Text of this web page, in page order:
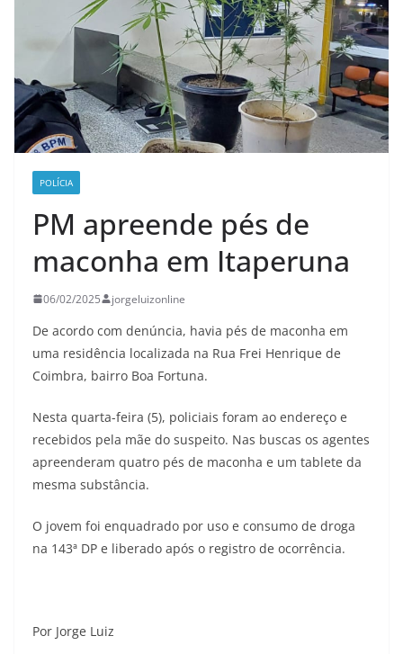
POLÍCIA
PM apreende pés de
maconha em Itaperuna
06/02/2025 jorgeluizonline
De acordo com denúncia, havia pés de maconha em
uma residência localizada na Rua Frei Henrique de
Coimbra, bairro Boa Fortuna.
Nesta quarta-feira (5), policiais foram ao endereço e
recebidos pela mãe do suspeito. Nas buscas os agentes
apreenderam quatro pés de maconha e um tablete da
mesma substância.
O jovem foi enquadrado por uso e consumo de droga
na 143ª DP e liberado após o registro de ocorrência.
Por Jorge Luiz